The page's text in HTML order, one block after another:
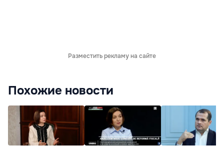
Разместить рекламу на сайте
Похожие новости